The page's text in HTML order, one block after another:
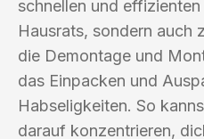
schnellen und
Hausrats, sondern auch
die Demontage und
das Einpacken und
Habseligkeiten. So
darauf konzentrieren,